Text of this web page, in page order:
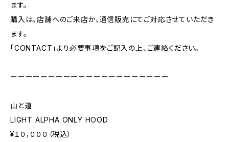
ます。
購入は、店舗へのご来店か、通信販売にてご対応させていただき
ます。
「CONTACT」より必要事項をご記入の上、ご連絡ください。
ーーーーーーーーーーーーーーーーーーーーー
山と道
LIGHT ALPHA ONLY HOOD
¥１０，０００（税込）